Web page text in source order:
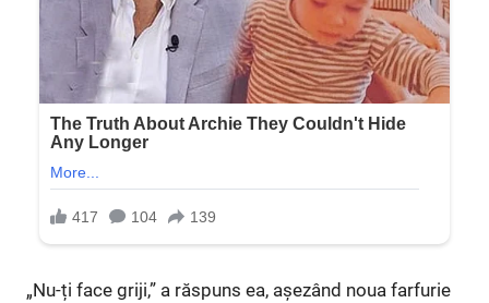
„Nu-ți face griji,” a răspuns ea, așezând noua farfurie